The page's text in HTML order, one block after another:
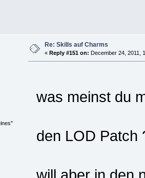
Re: Skills auf Charms
« Reply #151 on: December 24, 2011,
was meinst du
den LOD